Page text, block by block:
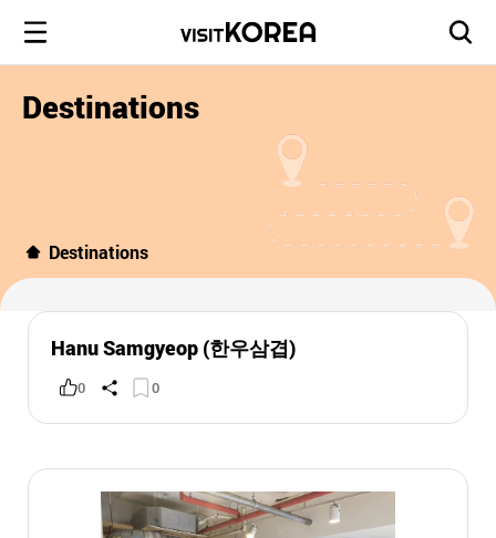
Destinations
Destinations
Hanu Samgyeop (한우삼겹)
0 0